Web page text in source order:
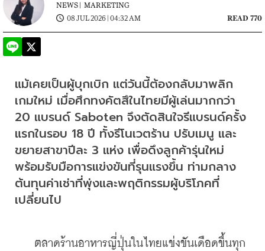
NEWS | MARKETING
08 JUL 2026 | 04:32 AM
READ 770
แม้เคยเป็นผู้บุกเบิก แต่วันนี้ต้องกลับมาพลิก
เกมใหม่ เมื่อศึกทงคัตสึในไทยมีผู้เล่นมากกว่า
20 แบรนด์ Saboten จึงตัดสินใจรีแบรนด์ครั้ง
แรกในรอบ 18 ปี ทั้งรีโนเวตร้าน ปรับเมนู และ
ขยายสาขาปีละ 3 แห่ง เพื่อดึงลูกค้ารุ่นใหม่
พร้อมรับมือการแข่งขันที่รุนแรงขึ้น ท่ามกลาง
ต้นทุนค่าเช่าที่พุ่งและพฤติกรรมผู้บริโภคที่
เปลี่ยนไป
ตลาดร้านอาหารญี่ปุ่นในไทยแข่งขันเดือดขึ้นทุก